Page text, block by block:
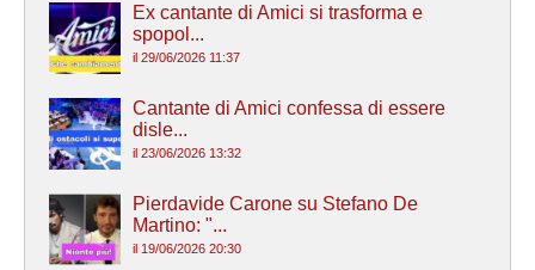
Ex cantante di Amici si trasforma e
spopol...
il 29/06/2026 11:37
Cantante di Amici confessa di essere
disle...
il 23/06/2026 13:32
Pierdavide Carone su Stefano De
Martino: "...
il 19/06/2026 20:30